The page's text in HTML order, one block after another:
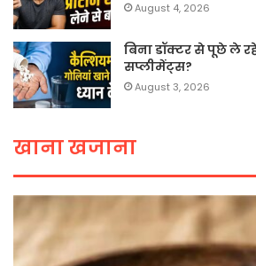
August 4, 2026
बिना डॉक्टर से पूछे ले
सप्लीमेंट्स?
August 3, 2026
खाना खजाना